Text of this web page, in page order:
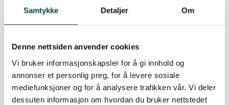
Samtykke Detaljer Om
Denne nettsiden anvender cookies
Vi bruker informasjonskapsler for å gi innhold og
annonser et personlig preg, for å levere sosiale
mediefunksjoner og for å analysere trafikken vår. Vi deler
dessuten informasjon om hvordan du bruker nettstedet
Dette er en sak som angår hele landet, og
særlig oss i Nord-Norge. Det er et veiskille for
fremtiden vår – her står hensyn til miljø og
fornybare næringer som fiskeri og reiseliv
opp mot den fossile oljeindustrien. Vi er nødt